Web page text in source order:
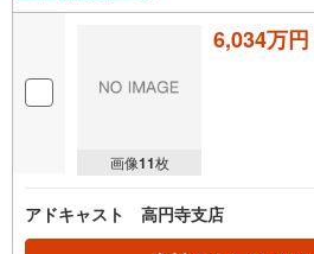
画像11枚
6,034万円
アドキャスト 高円寺支店